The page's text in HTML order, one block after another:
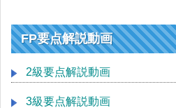
FP要点解説動画
2級要点解説動画
3級要点解説動画